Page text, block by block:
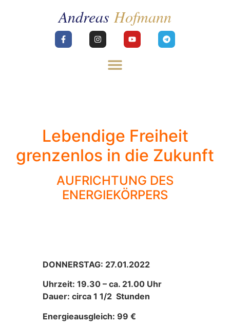
Lebendige Freiheit
grenzenlos in die Zukunft
AUFRICHTUNG DES
ENERGIEKÖRPERS
DONNERSTAG: 27.01.2022
Uhrzeit: 19.30 – ca. 21.00 Uhr
Dauer: circa 1 1/2 Stunden
Energieausgleich: 99 €